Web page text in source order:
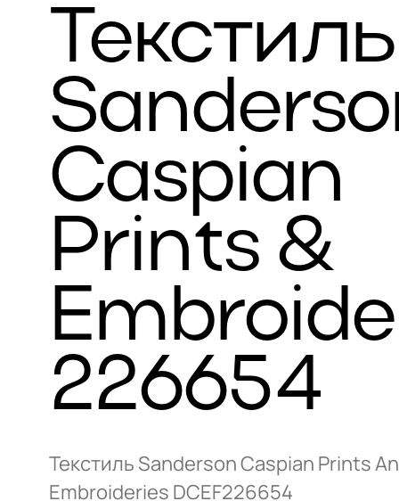
Текстиль
Caspian
Prints &
226654
Текстиль Sanderson Caspian Prints
Embroideries DCEF226654